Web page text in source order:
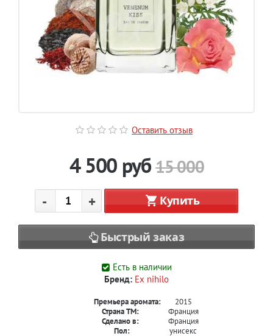
Оставить отзыв
4 500 руб 15 000
- + Купить
Быстрый заказ
Есть в наличии
Бренд: Ex nihilo
Премьера аромата:
2015
Страна ТМ:
Франция
Сделано в:
Франция
Пол:
унисекс